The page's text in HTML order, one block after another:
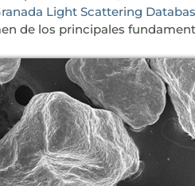
Light Scattering
de los principales